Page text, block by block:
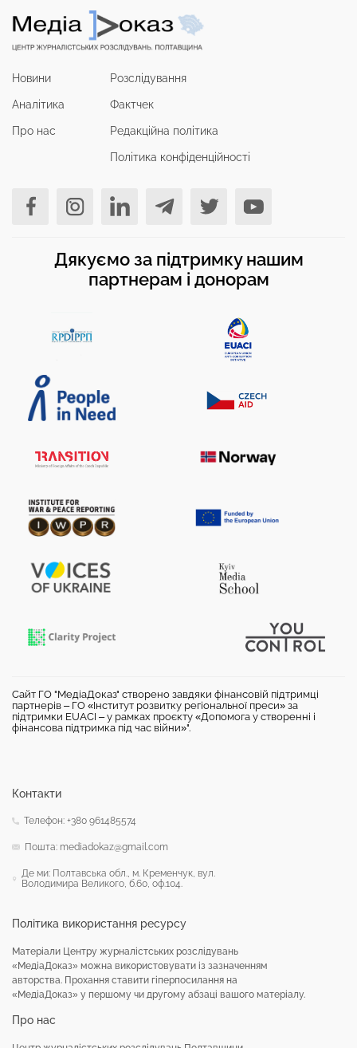
Новини
Аналітика
Про нас
Розслідування
Фактчек
Редакційна політика
Політика конфіденційності
Дякуємо за підтримку нашим
партнерам і донорам
Сайт ГО "МедіаДоказ" створено завдяки фінансовій підтримці
партнерів – ГО «Інститут розвитку регіональної преси» за
підтримки EUACI – у рамках проєкту «Допомога у створенні і
фінансова підтримка під час війни»".
Про нас
Політика використання ресурсу
Матеріали Центру журналістських розслідувань
«МедіаДоказ» можна використовувати із зазначенням
авторства. Прохання ставити гіперпосилання на
«МедіаДоказ» у першому чи другому абзаці вашого матеріалу.
Контакти
Телефон: +380 961485574
Пошта: mediadokaz@gmail.com
Де ми: Полтавська обл., м. Кременчук, вул.
Володимира Великого, б.60, оф.104.